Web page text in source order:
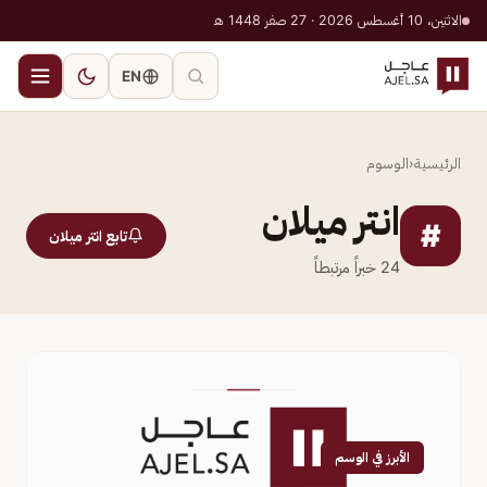
الاثنين، 10 أغسطس 2026 · 27 صفر 1448 هـ
EN
الرئيسية‹الوسوم
# انتر ميلان
24 خبراً مرتبطاً
تابع انتر ميلان
الأبرز في الوسم